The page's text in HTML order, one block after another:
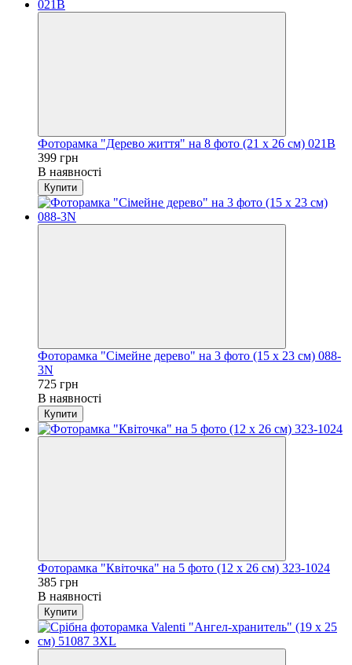
Фоторамка "Дерево життя" на 8 фото (21 x 26 см) 021B
399 грн
В наявності
Купити
Фоторамка "Сімейне дерево" на 3 фото (15 x 23 см) 088-
3N
725 грн
В наявності
Купити
Фоторамка "Квіточка" на 5 фото (12 x 26 см) 323-1024
385 грн
В наявності
Купити